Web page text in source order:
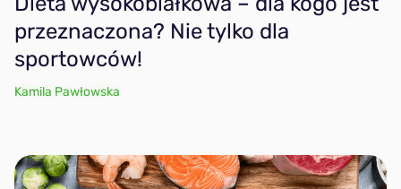
przeznaczona? Nie tylko dla
sportowców!
Kamila Pawłowska